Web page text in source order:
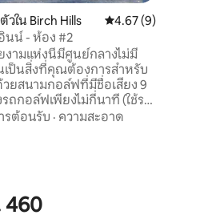
รีวิว
ใน Birch Hills คะแนนเฉลี่ย 4.67 จา
4.67 (9)
นน์ - ห้อง #2
ามแห่งนี้มีศูนย์กลางไม่มี
ป็นสิ่งที่คุณต้องการสำหรับ
ยสนามกอล์ฟที่มีชื่อเสียง 9
รถกอล์ฟเพียงไม่กี่นาที (ใช้รถ
ของเรา) และ Rosy's KG Bar
รต้อนรับ · ความสะอาด